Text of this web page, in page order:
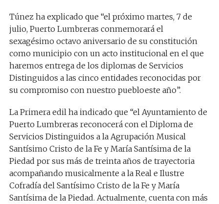
Túnez ha explicado que “el próximo martes, 7 de
julio, Puerto Lumbreras conmemoraráel
sexagésimo octavo aniversario de su constitución
como municipio con un acto institucional en el que
haremos entrega de los diplomas de Servicios
Distinguidos a las cinco entidades reconocidas por
su compromiso con nuestro puebloeste año”.
La Primera edil ha indicado que “el Ayuntamiento de
Puerto Lumbreras reconocerá con el Diploma de
Servicios Distinguidos a la Agrupación Musical
Santísimo Cristo de la Fe y María Santísima de la
Piedad por sus más de treinta años de trayectoria
acompañando musicalmente a la Real e Ilustre
Cofradía del Santísimo Cristo de la Fe y María
Santísima de la Piedad. Actualmente, cuenta con más